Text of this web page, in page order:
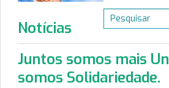
Notícias
Juntos somos mais
somos Solidariedade.